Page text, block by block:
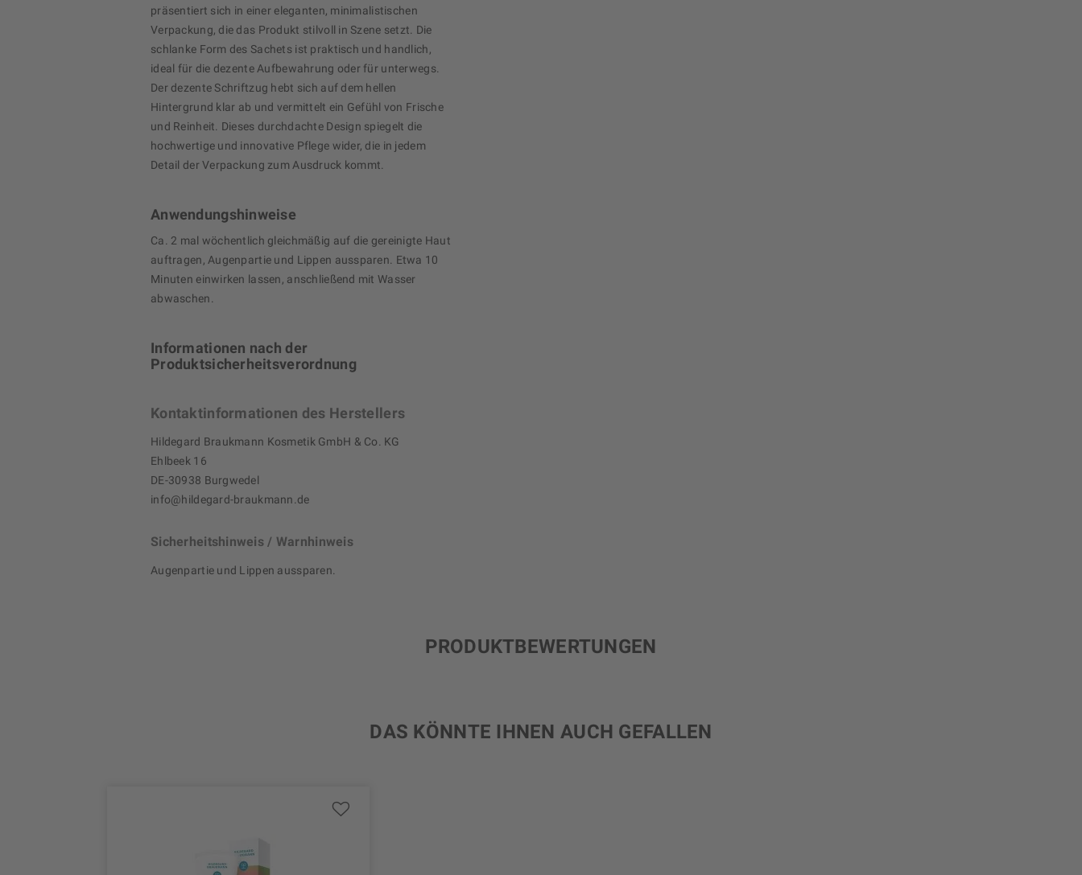
präsentiert sich in einer eleganten, minimalistischen
Verpackung, die das Produkt stilvoll in Szene setzt. Die
schlanke Form des Sachets ist praktisch und handlich,
ideal für die dezente Aufbewahrung oder für unterwegs.
Der dezente Schriftzug hebt sich auf dem hellen
Hintergrund klar ab und vermittelt ein Gefühl von Frische
und Reinheit. Dieses durchdachte Design spiegelt die
hochwertige und innovative Pflege wider, die in jedem
Detail der Verpackung zum Ausdruck kommt.
Anwendungshinweise
Ca. 2 mal wöchentlich gleichmäßig auf die gereinigte Haut
auftragen, Augenpartie und Lippen aussparen. Etwa 10
Minuten einwirken lassen, anschließend mit Wasser
abwaschen.
Informationen nach der
Produktsicherheitsverordnung
Kontaktinformationen des Herstellers
Hildegard Braukmann Kosmetik GmbH & Co. KG
Ehlbeek 16
DE-30938 Burgwedel
info@hildegard-braukmann.de
Sicherheitshinweis / Warnhinweis
Augenpartie und Lippen aussparen.
PRODUKTBEWERTUNGEN
DAS KÖNNTE IHNEN AUCH GEFALLEN